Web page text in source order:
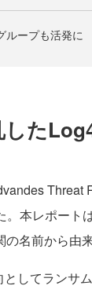
ループも活発に
した
Threat
本レポート
名前から由
してランサ